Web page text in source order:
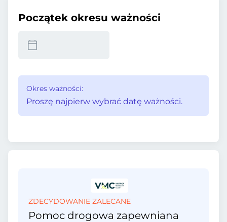
Początek okresu ważności
Okres ważności:
Proszę najpierw wybrać datę ważności.
ZDECYDOWANIE ZALECANE
Pomoc drogowa zapewniana